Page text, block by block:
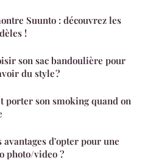
Suunto : découvrez les
!
son sac bandoulière pour
du style ?
porter son smoking quand on
avantages d'opter pour une
photo/video ?